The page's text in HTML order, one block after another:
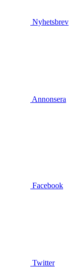
Nyhetsbrev
Annonsera
Facebook
Twitter